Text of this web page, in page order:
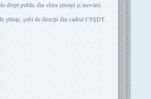
drept public din sfera ştiinţei şi inovării.
ştiinţe, şefii de direcţii din cadrul CSŞDT.